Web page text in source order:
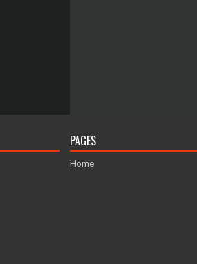
PAGES
Home